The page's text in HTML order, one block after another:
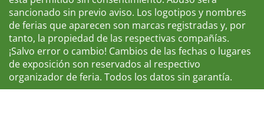
sancionado sin previo aviso. Los logotipos y nombres
de ferias que aparecen son marcas registradas y, por
tanto, la propiedad de las respectivas compañías.
¡Salvo error o cambio! Cambios de las fechas o lugares
de exposición son reservados al respectivo
organizador de feria. Todos los datos sin garantía.